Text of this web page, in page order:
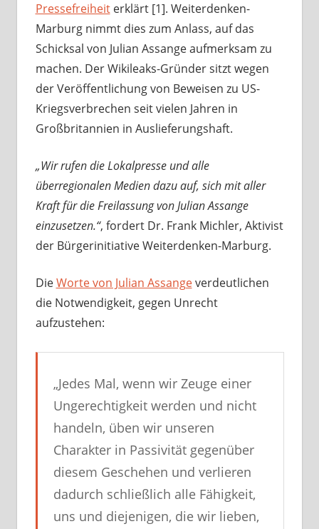
Pressefreiheiterklärt [1]. Weiterdenken-
Marburg nimmt dies zum Anlass, auf das
Schicksal von Julian Assange aufmerksam zu
machen. Der Wikileaks-Gründer sitzt wegen
der Veröffentlichung von Beweisen zu US-
Kriegsverbrechen seit vielen Jahren in
Großbritannien in Auslieferungshaft.
„Wir rufen die Lokalpresse und alle
überregionalen Medien dazu auf, sich mit aller
Kraft für die Freilassung von Julian Assange
einzusetzen.“, fordert Dr. Frank Michler, Aktivist
der Bürgerinitiative Weiterdenken-Marburg.
DieWorte von Julian Assangeverdeutlichen
die Notwendigkeit, gegen Unrecht
aufzustehen:
„Jedes Mal, wenn wir Zeuge einer
Ungerechtigkeit werden und nicht
handeln, üben wir unseren
Charakter in Passivität gegenüber
diesem Geschehen und verlieren
dadurch schließlich alle Fähigkeit,
uns und diejenigen, die wir lieben,